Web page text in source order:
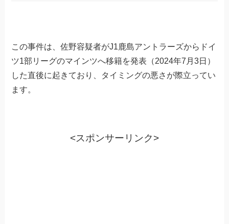
この事件は、佐野容疑者がJ1鹿島アントラーズからドイ
ツ1部リーグのマインツへ移籍を発表（2024年7月3日）
した直後に起きており、タイミングの悪さが際立ってい
ます。
<スポンサーリンク>